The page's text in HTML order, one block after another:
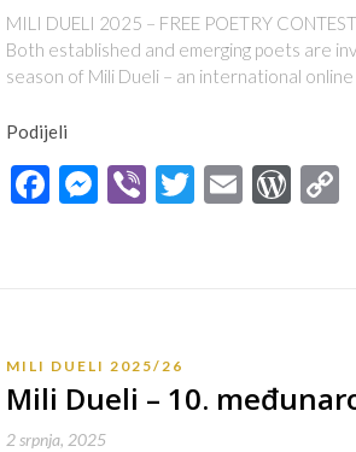
MILI DUELI 2025 – FREE POETRY
Both established and emerging poets are
season of Mili Dueli – an international
Podijeli
Facebook
Messenger
ViberTwitter
Email
MILI DUELI 2025/26
Mili Dueli – 10.
2 srpnja, 2025